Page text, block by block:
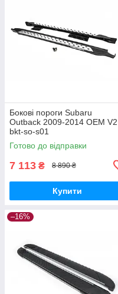
Бокові пороги Subaru
Outback 2009-2014 OEM V2
bkt-so-s01
Готово до відправки
7 113 ₴ 8 890 ₴
Купити
–16%